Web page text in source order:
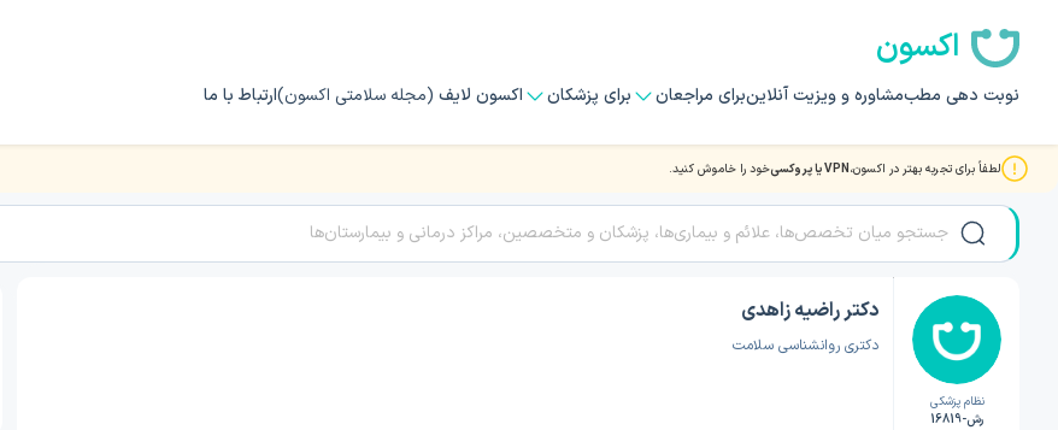
اکسون
نوبت دهی مطبمشاوره و ویزیت آنلاینبرای مراجعان برای پزشکان اکسون لایف (مجله سلامتی اکسون)ارتباط با ما
لطفاً برای تجربه بهتر در اکسون،VPN یا پروکسی خود را خاموش کنید. صفحه اصلی/دکتر روانشناسی/دکتر راضیه زاهدی
نظام پزشکی
رش-16819
دکتر راضیه زاهدی
دکتری روانشناسی سلامت